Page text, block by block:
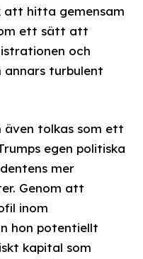
att hitta gemensam
ett sätt att
och
annars turbulent
även tolkas som ett
egen politiska
mer
Genom att
inom
hon potentiellt
kapital som